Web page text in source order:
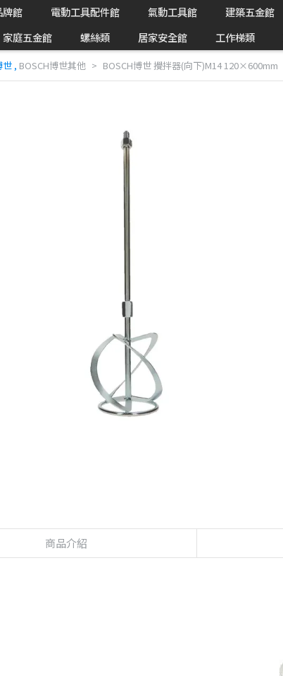
牌館 電動工具配件館 氣動工具館 建築五金館
家庭五金館 螺絲類 居家安全館 工作梯類
世, BOSCH博世其他 BOSCH博世 攪拌器(向下)M14 120×600mm
商品介紹